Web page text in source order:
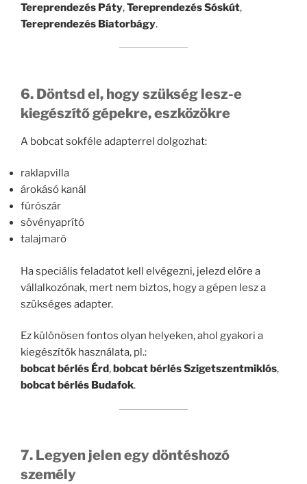
Tereprendezés Páty,Tereprendezés Sóskút,
Tereprendezés Biatorbágy.
6. Döntsd el, hogy szükség lesz-e
kiegészítő gépekre, eszközökre
A bobcat sokféle adapterrel dolgozhat:
raklapvilla
árokásó kanál
fúrószár
sövényaprító
talajmaró
Ha speciális feladatot kell elvégezni, jelezd előre a
vállalkozónak, mert nem biztos, hogy a gépen lesz a
szükséges adapter.
Ez különösen fontos olyan helyeken, ahol gyakori a
kiegészítők használata, pl.:
bobcat bérlés Érd, bobcat bérlés Szigetszentmiklós,
bobcat bérlés Budafok.
7. Legyen jelen egy döntéshozó
személy